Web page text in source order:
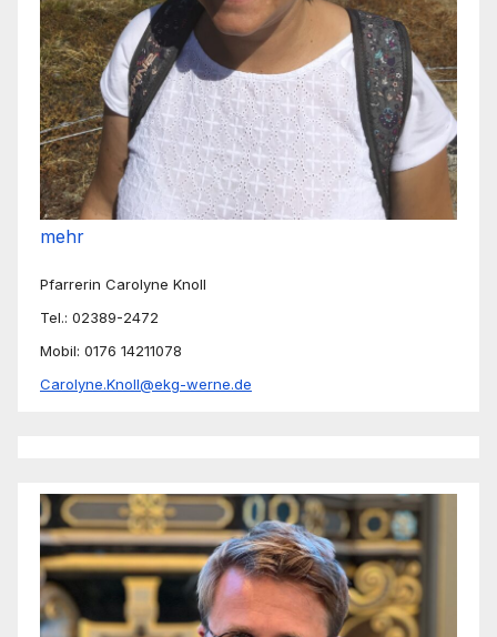
mehr
Pfarrerin Carolyne Knoll
Tel.: 02389-2472
Mobil: 0176 14211078
Carolyne.Knoll@ekg-werne.de